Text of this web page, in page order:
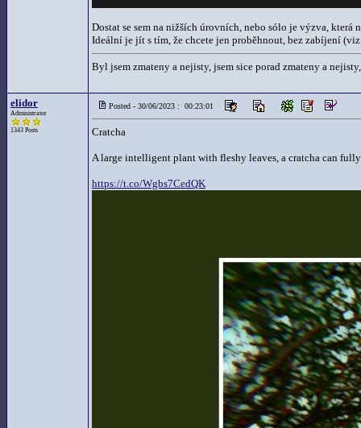
Dostat se sem na nižších úrovních, nebo sólo je výzva, která
Ideální je jít s tím, že chcete jen proběhnout, bez zabíjení
Byl jsem zmateny a nejisty, jsem sice porad zmateny a
elidor
Administrator
1343 Posts
Posted - 30/06/2023 : 00:23:01
Cratcha
A large intelligent plant with fleshy leaves, a cratcha can
https://t.co/Wgbs7CedQK